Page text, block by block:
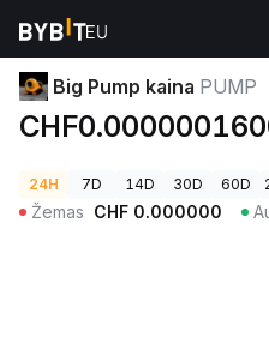
Kriptovaliutų kainos Big Pump
Big Pump kaina PUMP
24H 7D 14D 30D 60D
Žemas CHF 0.000000